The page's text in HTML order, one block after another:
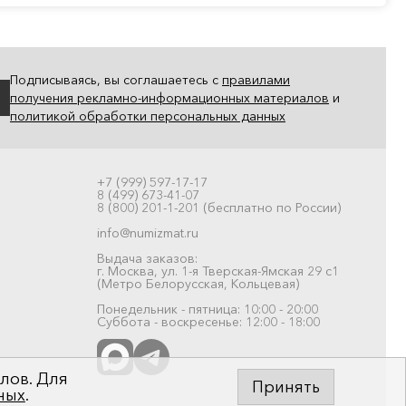
Подписываясь, вы соглашаетесь с правилами
получения рекламно-информационных материалов и
политикой обработки персональных данных
+7 (999) 597-17-17
8 (499) 673-41-07
8 (800) 201-1-201 (бесплатно по России)
info@numizmat.ru
Выдача заказов:
г. Москва, ул. 1-я Тверская-Ямская 29 с1
(Метро Белорусская, Кольцевая)
Понедельник - пятница: 10:00 - 20:00
Суббота - воскресенье: 12:00 - 18:00
Для
. Принять